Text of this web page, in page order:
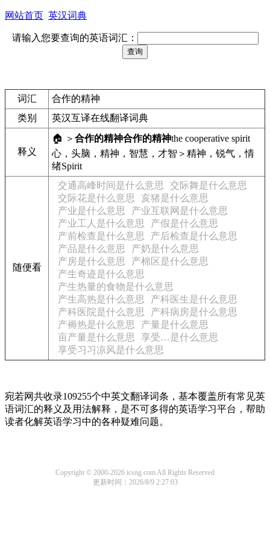
网站首页 英汉词典
请输入您要查询的英语词汇：
词汇
合作的精神
类别
英汉互译在线翻译词典
释义
🏠 ＞ 合作的精神合作的精神the cooperative spirit
心，头脑，精神，智慧，才智＞精神，锐气，情
绪Spirit
随便看
交通高峰时间是什么意思
交际舞是什么意思
交际花是什么意思
亥猪是什么意思
产业是什么意思
产业互联网是什么意思
产业工人是什么意思
产假是什么意思
产前检查是什么意思
产后检查是什么意思
产品是什么意思
产奶是什么意思
产房是什么意思
产棉区是什么意思
产生奇迹是什么意思
产生热量的食物是什么意思
产生高热是什么意思
产科医生是什么意思
产科医院是什么意思
产科病房是什么意思
产褥热是什么意思
产量是什么意思
亩产量是什么意思
享受…是什么意思
享受习习凉风是什么意思
宛若网共收录109255个中英文翻译词条，基本覆盖所有常见英
语词汇的释义及用法解释，是不可多得的英语学习平台，帮助
读者化解英语学习中的各种疑难问题。
Copyright © 2000-2026 icsng.com All Rights Reserved
更新时间：2026/8/9 2:27:03